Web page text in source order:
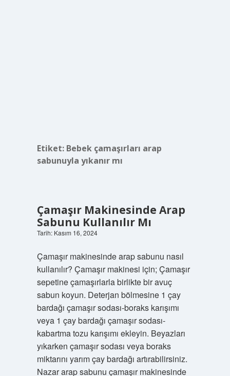
Etiket: Bebek çamaşırları arap
sabunuyla yıkanır mı
Çamaşır Makinesinde Arap
Sabunu Kullanılır Mı
Tarih: Kasım 16, 2024
Çamaşır makinesinde arap sabunu nasıl
kullanılır? Çamaşır makinesi için; Çamaşır
sepetine çamaşırlarla birlikte bir avuç
sabun koyun. Deterjan bölmesine 1 çay
bardağı çamaşır sodası-boraks karışımı
veya 1 çay bardağı çamaşır sodası-
kabartma tozu karışımı ekleyin. Beyazları
yıkarken çamaşır sodası veya boraks
miktarını yarım çay bardağı artırabilirsiniz.
Nazar arap sabunu çamaşır makinesinde